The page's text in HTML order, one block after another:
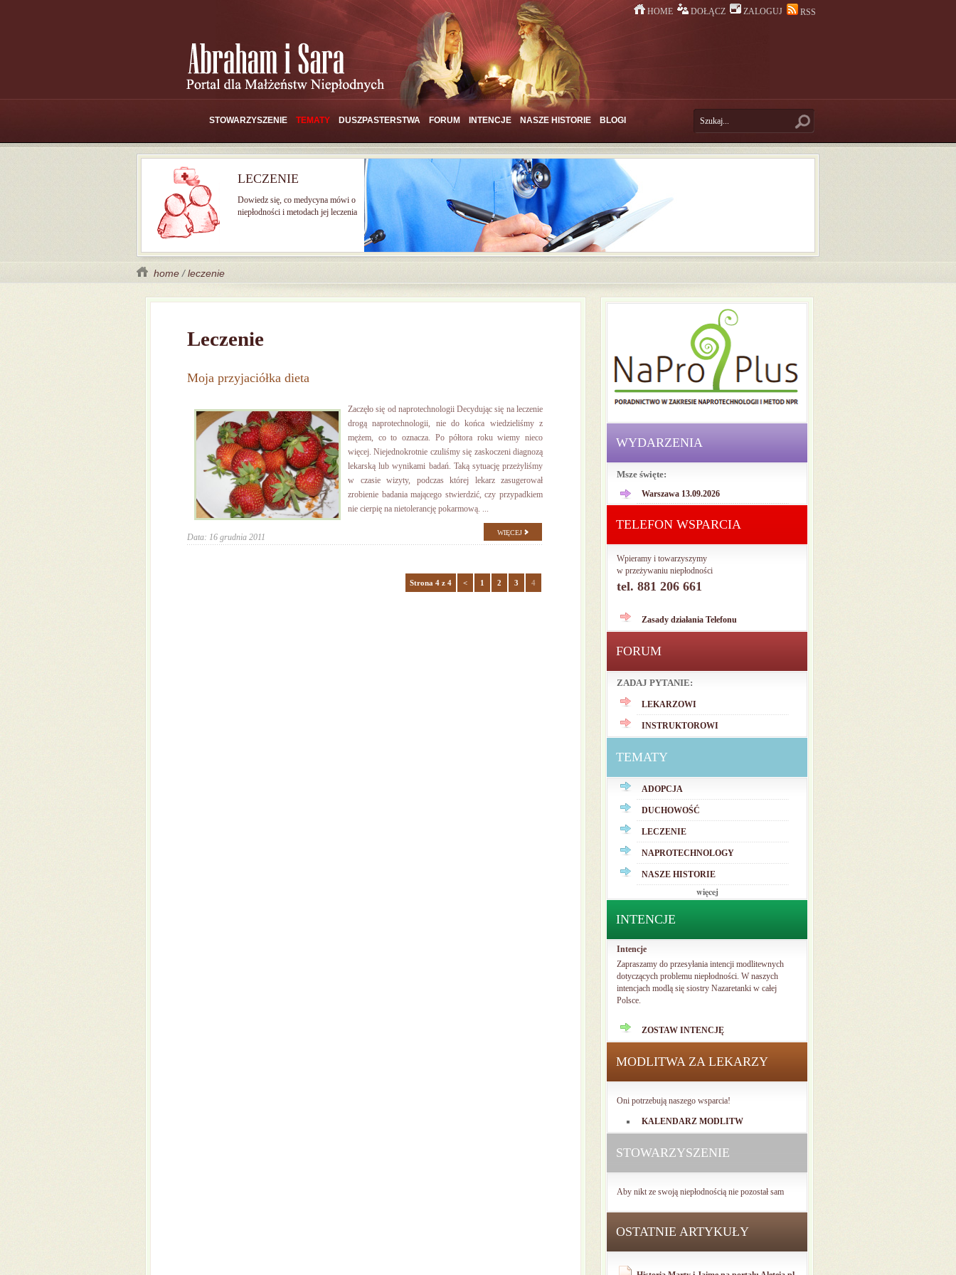
HOME DOŁĄCZ ZALOGUJ RSS
STOWARZYSZENIE TEMATY DUSZPASTERSTWA FORUM INTENCJE NASZE HISTORIE BLOGI
LECZENIE
Dowiedz się, co medycyna mówi o
niepłodności i metodach jej leczenia
home /leczenie
Leczenie
Moja przyjaciółka dieta
Zaczęło się od naprotechnologii Decydując się na leczenie
drogą naprotechnologii, nie do końca wiedzieliśmy z
mężem, co to oznacza. Po półtora roku wiemy nieco
więcej. Niejednokrotnie czuliśmy się zaskoczeni diagnozą
lekarską lub wynikami badań. Taką sytuację przeżyliśmy
w czasie wizyty, podczas której lekarz zasugerował
zrobienie badania mającego stwierdzić, czy przypadkiem
nie cierpię na nietolerancję pokarmową. ...
Data: 16 grudnia 2011 WIĘCEJ
Strona 4 z 4 < 1 2 3 4
WYDARZENIA
Msze święte:
Warszawa 13.09.2026
TELEFON WSPARCIA
Wpieramy i towarzyszymy
w przeżywaniu niepłodności
tel. 881 206 661
Zasady działania Telefonu
FORUM
ZADAJ PYTANIE:
LEKARZOWI
INSTRUKTOROWI
TEMATY
ADOPCJA
DUCHOWOŚĆ
LECZENIE
NAPROTECHNOLOGY
NASZE HISTORIE
więcej
INTENCJE
Intencje
Zapraszamy do przesyłania intencji modlitewnych
dotyczących problemu niepłodności. W naszych
intencjach modlą się siostry Nazaretanki w całej
Polsce.
ZOSTAW INTENCJĘ
MODLITWA ZA LEKARZY
Oni potrzebują naszego wsparcia!
KALENDARZ MODLITW
STOWARZYSZENIE
Aby nikt ze swoją niepłodnością nie pozostał sam
OSTATNIE ARTYKUŁY